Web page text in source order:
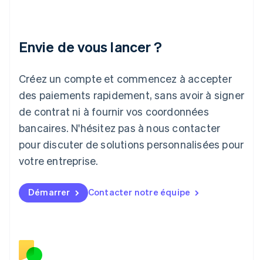
Envie de vous lancer ?
Créez un compte et commencez à accepter
des paiements rapidement, sans avoir à signer
de contrat ni à fournir vos coordonnées
bancaires. N'hésitez pas à nous contacter
pour discuter de solutions personnalisées pour
votre entreprise.
Démarrer Contacter notre équipe
Japon
Lettonie
English
Liechtenstein
DeutschEnglish
Lituanie
Luxembourg
FrançaisDeutschEnglish
English简体中文
Malte
English